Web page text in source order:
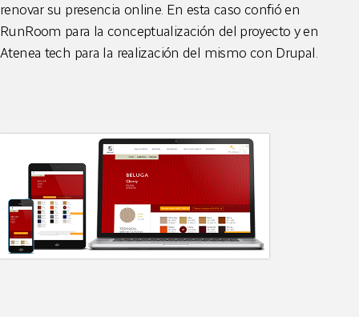
renovar su presencia online. En esta caso confió en
RunRoom para la conceptualización del proyecto y en
Atenea tech para la realización del mismo con Drupal.